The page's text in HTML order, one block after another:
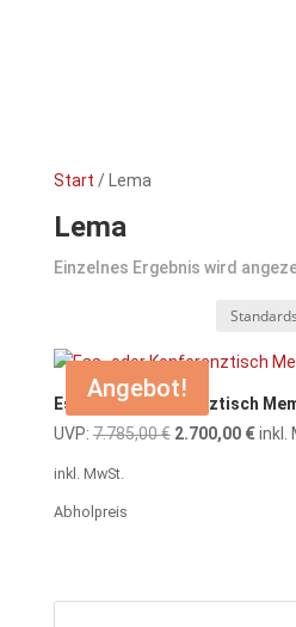
Start / Lema
Lema
Einzelnes Ergebnis wird
Angebot!
Ess- oder Konferenztisch
UVP: 7.785,00€ Ursprünglicher
2.700,00 € inkl.
inkl. MwSt.
Abholpreis